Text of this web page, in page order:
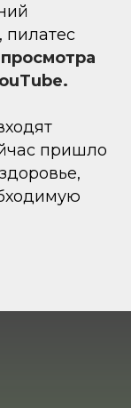
пилатес
пришло